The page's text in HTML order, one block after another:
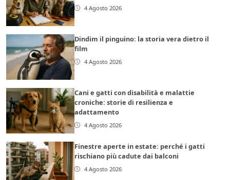
4 Agosto 2026
Dindim il pinguino: la storia vera dietro il
film
4 Agosto 2026
Cani e gatti con disabilità e malattie
croniche: storie di resilienza e
adattamento
4 Agosto 2026
Finestre aperte in estate: perché i gatti
rischiano più cadute dai balconi
4 Agosto 2026